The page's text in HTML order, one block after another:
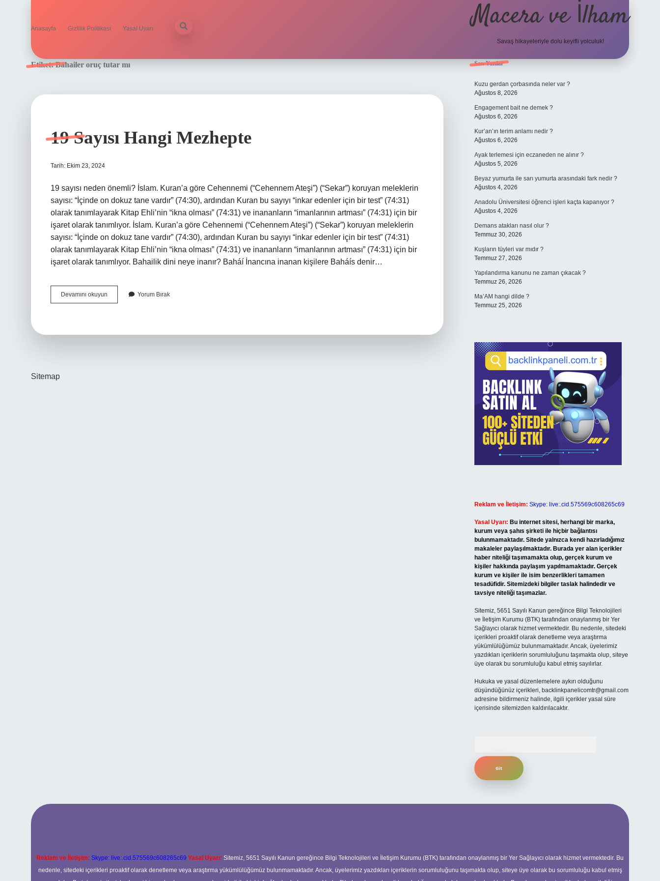
Anasayfa Gizlilik Politikası Yasal Uyarı Macera ve İlham
Savaş hikayeleriyle dolu keyifli yolculuk!
Etiket:Bahailer oruç tutar mı
19 Sayısı Hangi Mezhepte
Tarih: Ekim 23, 2024
19 sayısı neden önemli? İslam. Kuran’a göre Cehennemi (“Cehennem Ateşi”) (“Sekar”) koruyan meleklerin
sayısı: “İçinde on dokuz tane vardır” (74:30), ardından Kuran bu sayıyı “inkar edenler için bir test” (74:31)
olarak tanımlayarak Kitap Ehli’nin “ikna olması” (74:31) ve inananların “imanlarının artması” (74:31) için bir
işaret olarak tanımlıyor. İslam. Kuran’a göre Cehennemi (“Cehennem Ateşi”) (“Sekar”) koruyan meleklerin
sayısı: “İçinde on dokuz tane vardır” (74:30), ardından Kuran bu sayıyı “inkar edenler için bir test” (74:31)
olarak tanımlayarak Kitap Ehli’nin “ikna olması” (74:31) ve inananların “imanlarının artması” (74:31) için bir
işaret olarak tanımlıyor. Bahailik dini neye inanır? Baháí İnancına inanan kişilere Baháís denir…
Devamını okuyun
Sayısı
Yorum Bırak
Sitemap
Sidebar
Son Yazılar
Kuzu gerdan çorbasında neler var ?
Ağustos 8, 2026
Engagement bait ne demek ?
Ağustos 6, 2026
Kur’an’ın terim anlamı nedir ?
Ağustos 6, 2026
Ayak terlemesi için eczaneden ne alınır ?
Ağustos 5, 2026
Beyaz yumurta ile sarı yumurta arasındaki fark nedir ?
Ağustos 4, 2026
Anadolu Üniversitesi öğrenci işleri kaçta kapanıyor ?
Ağustos 4, 2026
Demans atakları nasıl olur ?
Temmuz 30, 2026
Kuşların tüyleri var mıdır ?
Temmuz 27, 2026
Yapılandırma kanunu ne zaman çıkacak ?
Temmuz 26, 2026
Ma’AM hangi dilde ?
Temmuz 25, 2026
Reklam ve İletişim: Skype: live:.cid.575569c608265c69
Yasal Uyarı: Bu internet sitesi, herhangi bir marka,
kurum veya şahıs şirketi ile hiçbir bağlantısı
bulunmamaktadır. Sitede yalnızca kendi hazırladığımız
makaleler paylaşılmaktadır. Burada yer alan içerikler
haber niteliği taşımamakta olup, gerçek kurum ve
kişiler hakkında paylaşım yapılmamaktadır. Gerçek
kurum ve kişiler ile isim benzerlikleri tamamen
tesadüfidir. Sitemizdeki bilgiler taslak halindedir ve
tavsiye niteliği taşımazlar.
Sitemiz, 5651 Sayılı Kanun gereğince Bilgi Teknolojileri
ve İletişim Kurumu (BTK) tarafından onaylanmış bir Yer
Sağlayıcı olarak hizmet vermektedir. Bu nedenle, sitedeki
içerikleri proaktif olarak denetleme veya araştırma
yükümlülüğümüz bulunmamaktadır. Ancak, üyelerimiz
yazdıkları içeriklerin sorumluluğunu taşımakta olup, siteye
üye olarak bu sorumluluğu kabul etmiş sayılırlar.
Hukuka ve yasal düzenlemelere aykırı olduğunu
düşündüğünüz içerikleri, backlinkpanelicomtr@gmail.com
adresine bildirmeniz halinde, ilgili içerikler yasal süre
içerisinde sitemizden kaldırılacaktır.
Reklam ve İletişim: Skype: live:.cid.575569c608265c69 Yasal Uyarı: Sitemiz, 5651 Sayılı Kanun gereğince Bilgi Teknolojileri ve İletişim Kurumu (BTK) tarafından onaylanmış bir Yer Sağlayıcı olarak hizmet vermektedir. Bu
nedenle, sitedeki içerikleri proaktif olarak denetleme veya araştırma yükümlülüğümüz bulunmamaktadır. Ancak, üyelerimiz yazdıkları içeriklerin sorumluluğunu taşımakta olup, siteye üye olarak bu sorumluluğu kabul etmiş